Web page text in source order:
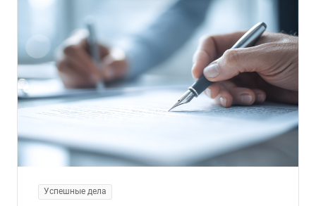
Успешные дела